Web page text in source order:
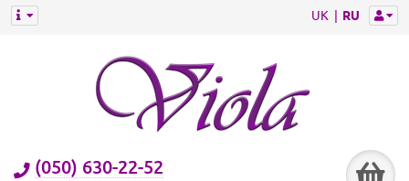
UK RU
(050) 630-22-52